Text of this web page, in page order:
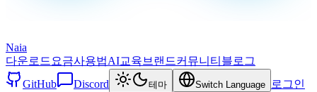
Naia
다운로드 요금사용법AI교육 브랜드커뮤니티 블로그
GitHub
Discord 테마 Switch Language
로그인